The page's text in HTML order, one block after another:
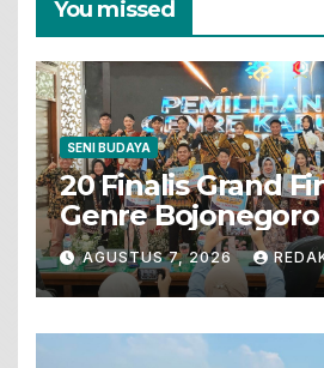
You missed
SENI BUDAYA
20 Finalis Grand
Genre Bojonegoro
Tunjukkan Bakat
AGUSTUS 7, 2026